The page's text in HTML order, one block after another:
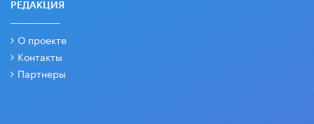
РЕДАКЦИЯ
О проекте
Контакты
Партнеры